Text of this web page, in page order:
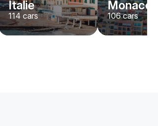
Italie
114 cars
Monaco
106cars